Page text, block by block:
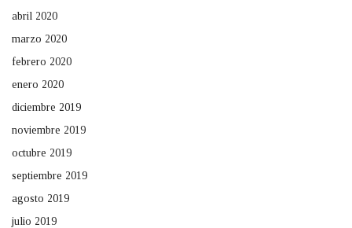
abril 2020
marzo 2020
febrero 2020
enero 2020
diciembre 2019
noviembre 2019
octubre 2019
septiembre 2019
agosto 2019
julio 2019